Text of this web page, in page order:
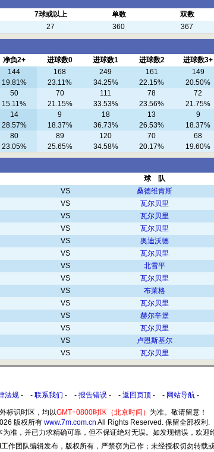
7球或以上 单数
双数
27 360 367
净负2+ 进球数0 进球数1 进球数2
进球数3+
144 168 249 161
149
19.81% 23.11% 34.25% 22.15%
20.50%
50 70 111 78
72
15.11% 21.15% 33.53% 23.56%
21.75%
14 9 18 13
9
28.57% 18.37% 36.73% 26.53%
18.37%
80 89 120 70
68
23.05% 25.65% 34.58% 20.17% 19.60%
球 队
VS
桑德维肯斯
VS
瓦尔贝里
VS
瓦尔贝里
VS
瓦尔贝里
VS
奥迪沃德
VS
瓦尔贝里
VS
北雪平
VS
瓦尔贝里
VS
布莱格
VS
瓦尔贝里
VS
赫尔辛堡
VS
瓦尔贝里
VS
卢恩斯基尔
VS 瓦尔贝里
法规 - - 联系我们 - - 报告错误 - - 返回页顶 - - 网站导航 -
标识时区，均以GMT+0800时区（北京时间） 为准。敬请留意！
版权所有 www.7m.com.cn All Rights Reserved. 保留全部权利.
准，并已力求精确可靠，但不保证绝对无误。如发现错误，欢迎
作团队编辑发布，版权所有，严禁窃为己作；未经授权切勿转载